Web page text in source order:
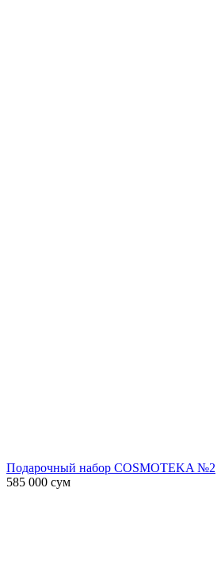
Подарочный набор COSMOTEKA №2
585 000 сум